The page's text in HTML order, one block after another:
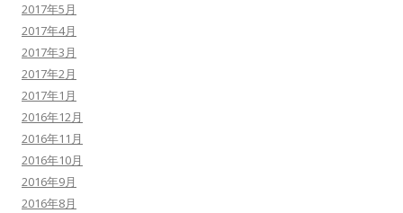
2017年5月
2017年4月
2017年3月
2017年2月
2017年1月
2016年12月
2016年11月
2016年10月
2016年9月
2016年8月